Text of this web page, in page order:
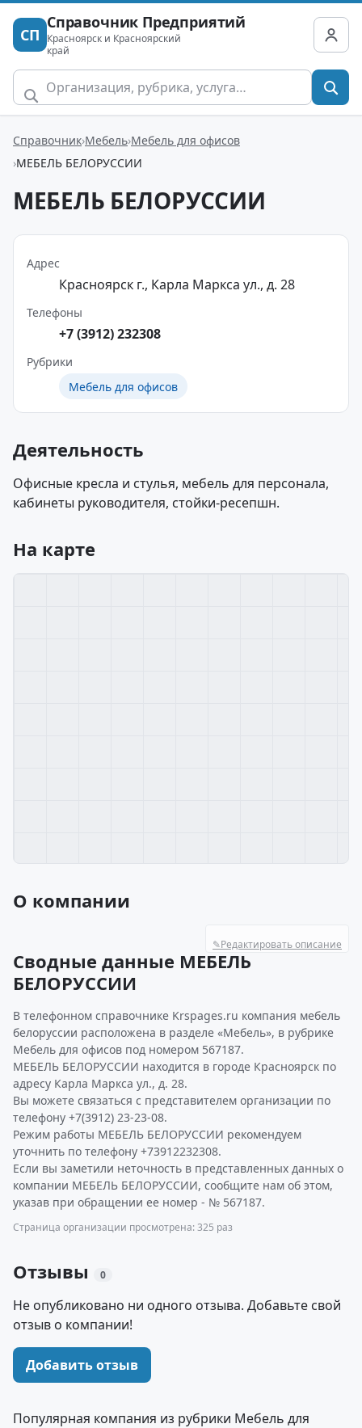
СП
Справочник Предприятий
Красноярск и Красноярский
край
Справочник Мебель Мебель для офисов
МЕБЕЛЬ БЕЛОРУССИИ
МЕБЕЛЬ БЕЛОРУССИИ
Адрес
Красноярск г., Карла Маркса ул., д. 28
Телефоны
+7 (3912) 232308
Рубрики
Мебель для офисов
Деятельность
Офисные кресла и стулья, мебель для персонала,
кабинеты руководителя, стойки-ресепшн.
На карте
О компании
✎Редактировать описание
Сводные данные МЕБЕЛЬ
БЕЛОРУССИИ
В телефонном справочнике Krspages.ru компания мебель
белоруссии расположена в разделе «Мебель», в рубрике
Мебель для офисов под номером 567187.
МЕБЕЛЬ БЕЛОРУССИИ находится в городе Красноярск по
адресу Карла Маркса ул., д. 28.
Вы можете связаться с представителем организации по
телефону +7(3912) 23-23-08.
Режим работы МЕБЕЛЬ БЕЛОРУССИИ рекомендуем
уточнить по телефону +73912232308.
Если вы заметили неточность в представленных данных о
компании МЕБЕЛЬ БЕЛОРУССИИ, сообщите нам об этом,
указав при обращении ее номер - № 567187.
Страница организации просмотрена: 325 раз
Отзывы 0
Не опубликовано ни одного отзыва. Добавьте свой
отзыв о компании!
Добавить отзыв
Популярная компания из рубрики Мебель для